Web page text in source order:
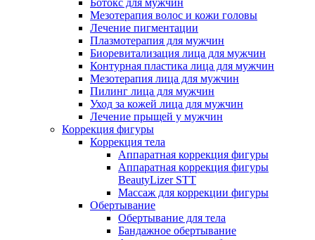
Ботокс для мужчин
Мезотерапия волос и кожи головы
Лечение пигментации
Плазмотерапия для мужчин
Биоревитализация лица для мужчин
Контурная пластика лица для мужчин
Мезотерапия лица для мужчин
Пилинг лица для мужчин
Уход за кожей лица для мужчин
Лечение прыщей у мужчин
Коррекция фигуры
Коррекция тела
Аппаратная коррекция фигуры
Аппаратная коррекция фигуры
BeautyLizer STT
Массаж для коррекции фигуры
Обертывание
Обертывание для тела
Бандажное обертывание